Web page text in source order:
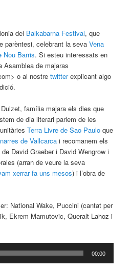
del Balkabarna Festival, que
parèntesi, celebrant la sevaVena
Nou Barris. Si esteu interessats en
Asamblea de majaras
o al nostretwitterexplicant algo
família majara els dies que
de dia literari parlem de les
Terra Livre de Sao Paulo que
de Vallcarca i recomanem els
de David Graeber i David Wengrow i
(arran de veure la seva
xerrar fa uns mesos) i l’obra de
National Wake, Puccini (cantat per
Ekrem Mamutovic, Queralt Lahoz i
00:00